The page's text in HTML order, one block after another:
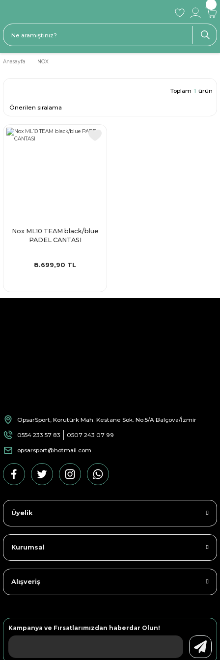
Anasayfa NOX
Toplam 1 ürün
Nox ML10 TEAM black/blue
PADEL CANTASI
8.699,90 TL
OpsarSport, Korutürk Mah. Kestane Sok. No:5/A Balçova/İzmir
0554 233 57 83 0507 243 07 99
opsarsport@hotmail.com
Üyelik
Kurumsal
Alışveriş
Kampanya ve Fırsatlarımızdan haberdar Olun!